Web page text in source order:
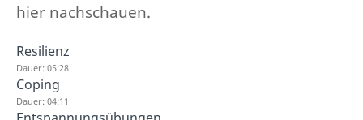
hier nachschauen.
Resilienz
Dauer: 05:28
Coping
Dauer: 04:11